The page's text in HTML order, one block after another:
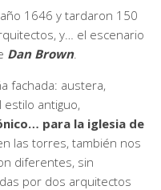
1646 y tardaron 150
y… el escenario
Dan Brown.
fachada: austera,
antiguo,
para la iglesia de
las torres, también nos
diferentes, sin
por dos arquitectos